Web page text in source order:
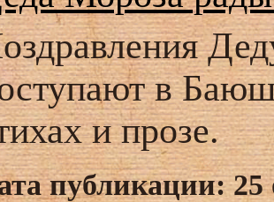
в
и прозе.
публикации: 25